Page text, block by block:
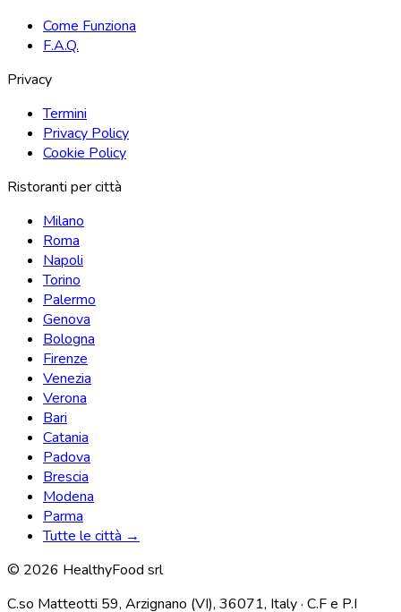
Come Funziona
F.A.Q.
Privacy
Termini
Privacy Policy
Cookie Policy
Ristoranti per città
Milano
Roma
Napoli
Torino
Palermo
Genova
Bologna
Firenze
Venezia
Verona
Bari
Catania
Padova
Brescia
Modena
Parma
Tutte le città →
© 2026 HealthyFood srl
C.so Matteotti 59, Arzignano (VI), 36071, Italy · C.F e P.I